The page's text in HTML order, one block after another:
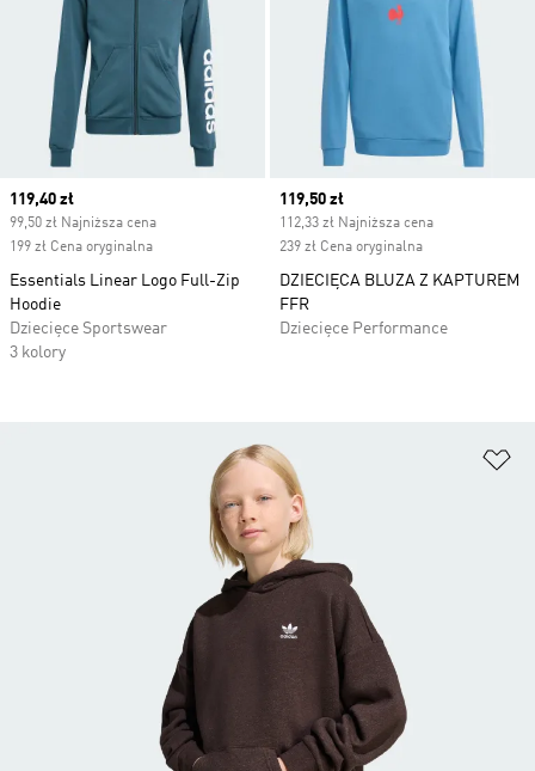
Current price
119,40 zł
99,50 zł Najniższa cena
199 zł Cena oryginalna
Essentials Linear Logo Full-Zip
Hoodie
Dziecięce Sportswear
3 kolory
Current price
119,50 zł
112,33 zł Najniższa cena
239 zł Cena oryginalna
DZIECIĘCA BLUZA Z KAPTUREM
FFR
Dziecięce Performance